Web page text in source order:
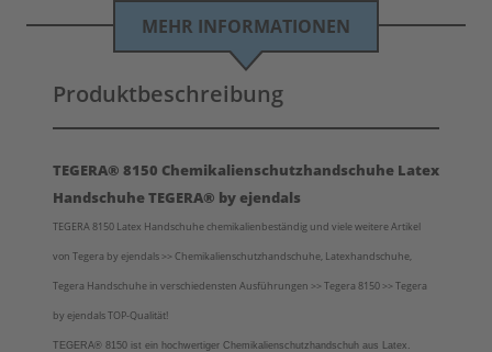
MEHR INFORMATIONEN
Produktbeschreibung
TEGERA® 8150 Chemikalienschutzhandschuhe Latex
Handschuhe TEGERA® by ejendals
TEGERA 8150 Latex Handschuhe chemikalienbeständig und viele weitere Artikel
von Tegera by ejendals >> Chemikalienschutzhandschuhe, Latexhandschuhe,
Tegera Handschuhe in verschiedensten Ausführungen >> Tegera 8150 >> Tegera
by ejendals TOP-Qualität!
TEGERA® 8150 ist ein hochwertiger Chemikalienschutzhandschuh aus Latex.